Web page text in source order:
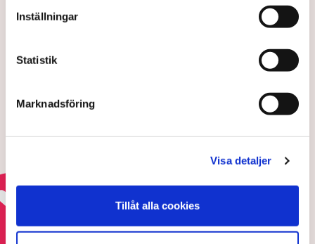
Inställningar
Statistik
Marknadsföring
Visa detaljer
Tillåt alla cookies
Dömdes för mordförsök och fick
sparken – nu stämmer hon sin
Tjänstesektorn tappar fart
5 AUGUSTI 2026 |
Läs mer om den svenska arbetsmarknaden